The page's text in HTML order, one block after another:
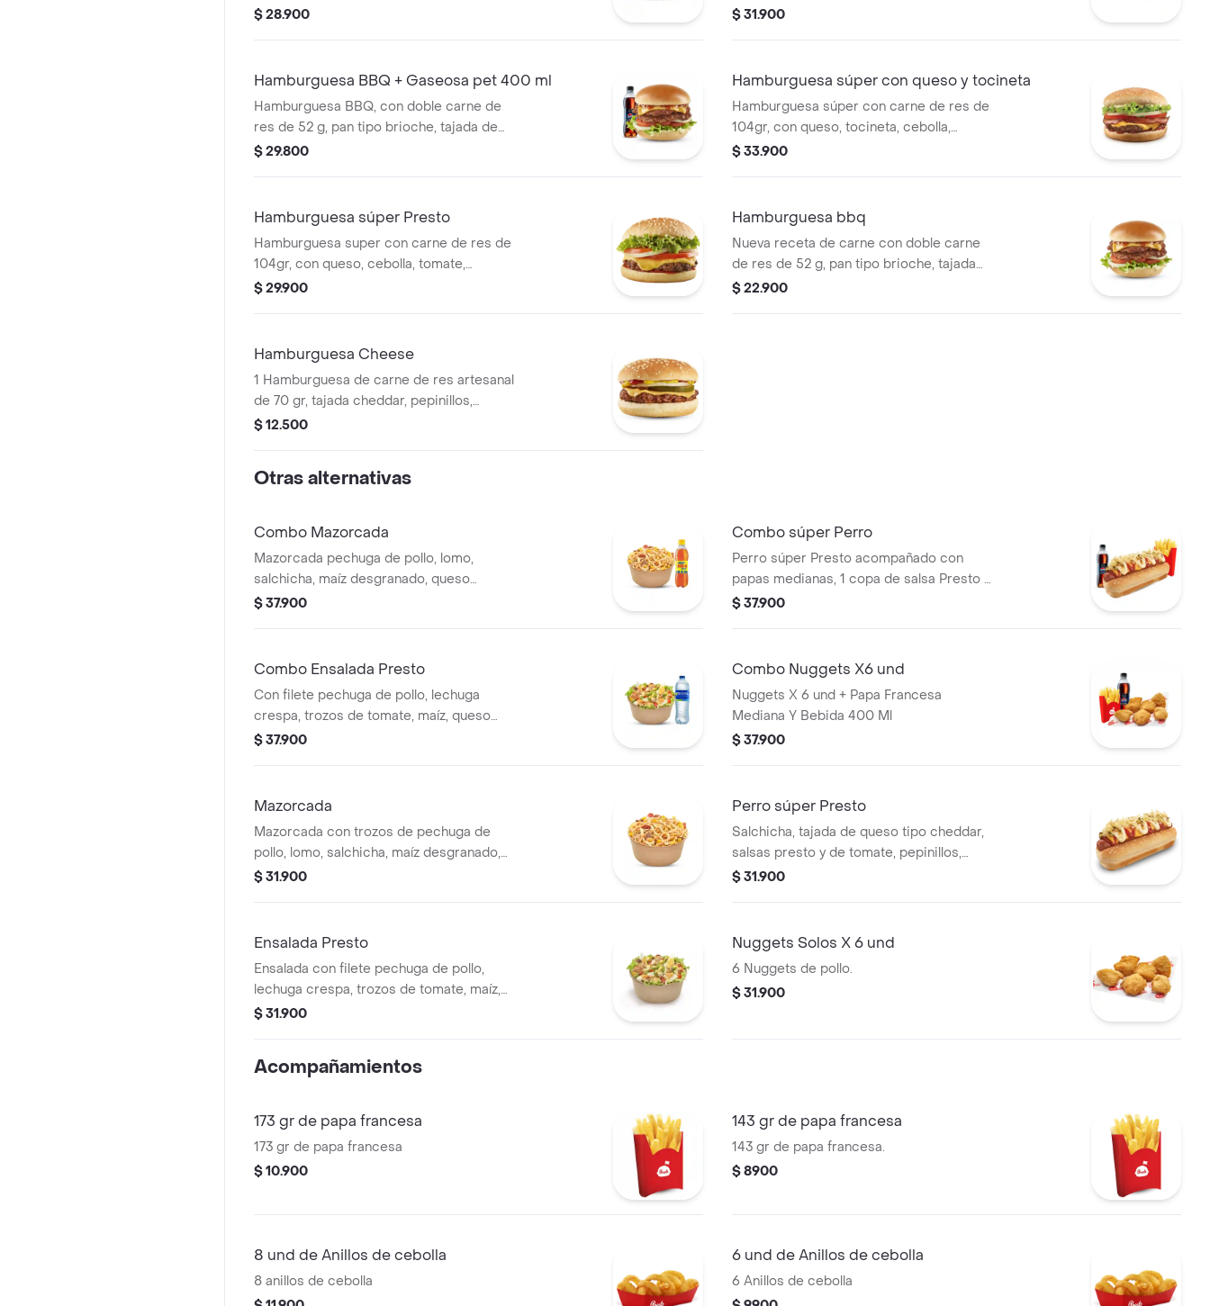
bebida pet de 400 ml.
$ 28.900
pepinillos, cebolla, salsa de tomate y salsa
$ 31.900
Hamburguesa BBQ + Gaseosa pet 400 ml
Hamburguesa BBQ, con doble carne de
res de 52 g, pan tipo brioche, tajada de
queso cheddar, tomate, cebolla y lechuga
$ 29.800
Hamburguesa súper con queso y tocineta
Hamburguesa súper con carne de res de
104gr, con queso, tocineta, cebolla,
tomate, lechuga, salsa presto y salsa de
$ 33.900
Hamburguesa súper Presto
Hamburguesa super con carne de res de
104gr, con queso, cebolla, tomate,
lechuga, salsa presto y salsa de tomate.
$ 29.900
Hamburguesa bbq
Nueva receta de carne con doble carne
de res de 52 g, pan tipo brioche, tajada
de queso cheddar, tomate, cebolla y
$ 22.900
Hamburguesa Cheese
1 Hamburguesa de carne de res artesanal
de 70 gr, tajada cheddar, pepinillos,
cebolla, salsa de tomate y salsa mostaza.
$ 12.500
Otras alternativas
Combo Mazorcada
Mazorcada pechuga de pollo, lomo,
salchicha, maíz desgranado, queso
mozzarella, papa francesa y fósforo,
$ 37.900
Combo súper Perro
Perro súper Presto acompañado con
papas medianas, 1 copa de salsa Presto y
bebida de 400 ml
$ 37.900
Combo Ensalada Presto
Con filete pechuga de pollo, lechuga
crespa, trozos de tomate, maíz, queso
mozzarella, champiñones salteados a la
$ 37.900
Combo Nuggets X6 und
Nuggets X 6 und + Papa Francesa
Mediana Y Bebida 400 Ml
$ 37.900
Mazorcada
Mazorcada con trozos de pechuga de
pollo, lomo, salchicha, maíz desgranado,
queso mozzarella, papa francesa y papa
$ 31.900
Perro súper Presto
Salchicha, tajada de queso tipo cheddar,
salsas presto y de tomate, pepinillos,
cebolla y papa perro
$ 31.900
Ensalada Presto
Ensalada con filete pechuga de pollo,
lechuga crespa, trozos de tomate, maíz,
queso mozzarella, champiñones
$ 31.900
Nuggets Solos X 6 und
6 Nuggets de pollo.
$ 31.900
Acompañamientos
173 gr de papa francesa
173 gr de papa francesa
$ 10.900
143 gr de papa francesa
143 gr de papa francesa.
$ 8900
8 und de Anillos de cebolla
8 anillos de cebolla
6 und de Anillos de cebolla
6 Anillos de cebolla